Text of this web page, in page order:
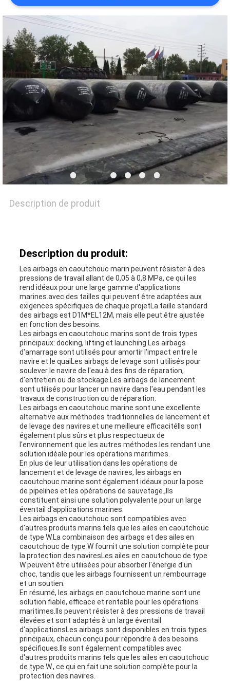
D'USINE
CONTRÔLE
DE
QUALITÉ
CONTACTEZ-
NOUS
NOUVELLES
PLAN
SITE
PRIVACY
POLICY
Description de produit
Description du produit:
Les airbags en caoutchouc marin peuvent résister à des
pressions de travail allant de 0,05 à 0,8 MPa, ce qui les
rend idéaux pour une large gamme d'applications
marines.avec des tailles qui peuvent être adaptées aux
exigences spécifiques de chaque projetLa taille standard
des airbags est D1M*EL12M, mais elle peut être ajustée
en fonction des besoins.
Les airbags en caoutchouc marins sont de trois types
principaux: docking, lifting et launching.Les airbags
d'amarrage sont utilisés pour amortir l'impact entre le
navire et le quaiLes airbags de levage sont utilisés pour
soulever le navire de l'eau à des fins de réparation,
d'entretien ou de stockage.Les airbags de lancement
sont utilisés pour lancer un navire dans l'eau pendant les
travaux de construction ou de réparation.
Les airbags en caoutchouc marine sont une excellente
alternative aux méthodes traditionnelles de lancement et
de levage des navires.et une meilleure efficacitéIls sont
également plus sûrs et plus respectueux de
l'environnement que les autres méthodes.les rendant une
solution idéale pour les opérations maritimes.
En plus de leur utilisation dans les opérations de
lancement et de levage de navires, les airbags en
caoutchouc marine sont également idéaux pour la pose
de pipelines et les opérations de sauvetage.,Ils
constituent ainsi une solution polyvalente pour un large
éventail d'applications marines.
Les airbags en caoutchouc sont compatibles avec
d'autres produits marins tels que les ailes en caoutchouc
de type W.La combinaison des airbags et des ailes en
caoutchouc de type W fournit une solution complète pour
la protection des naviresLes ailes en caoutchouc de type
W peuvent être utilisées pour absorber l'énergie d'un
choc, tandis que les airbags fournissent un rembourrage
et un soutien.
En résumé, les airbags en caoutchouc marine sont une
solution fiable, efficace et rentable pour les opérations
maritimes.Ils peuvent résister à des pressions de travail
élevées et sont adaptés à un large éventail
d'applicationsLes airbags sont disponibles en trois types
principaux, chacun conçu pour répondre à des besoins
spécifiques.Ils sont également compatibles avec
d'autres produits marins tels que les ailes en caoutchouc
de type W., ce qui en fait une solution complète pour la
protection des navires.